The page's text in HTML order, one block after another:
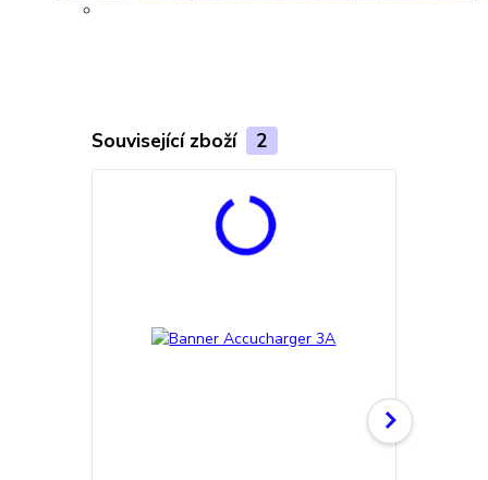
Související zboží 2